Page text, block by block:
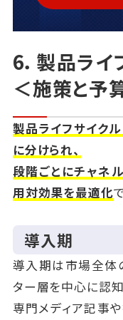
6．製品ライ
＜施策と予
製品ライフサイク
に分けられ、
段階ごとにチャネ
用対効果を最適化
導入期
導入期は市場全体
ター層を中心に認
専門メディア記事